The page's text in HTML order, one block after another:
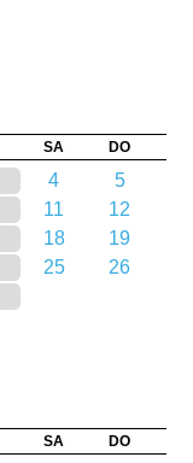
SA DO
4
5
11
12
18
19
25
26
SA DO